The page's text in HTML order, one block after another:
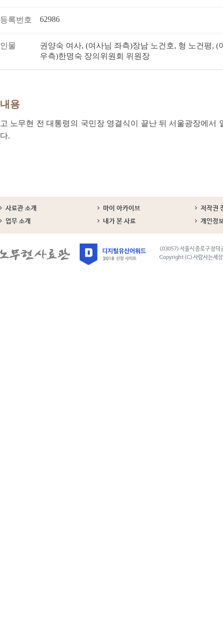
등록번호 62986
인물
권양숙 여사, (여사님 좌측)장남 노건호, 형 노건평, (
우측)한명숙 장의위원회 위원장
내용
고 노무현 전 대통령의 국민장 영결식이 끝난 뒤 서울광장에
다.
사료관 소개 마이 아카이브
저작권
업무 소개
내가 본 사료 개인정
(03057) 서울시 종로구 창덕
Copyright (C) 사람사는세